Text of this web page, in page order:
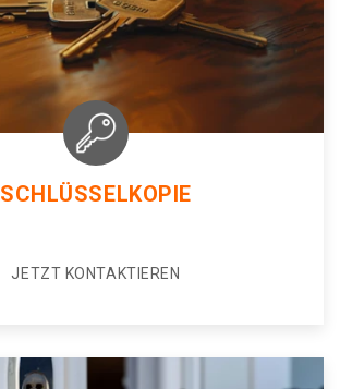
SCHLÜSSELKOPIE
JETZT KONTAKTIEREN